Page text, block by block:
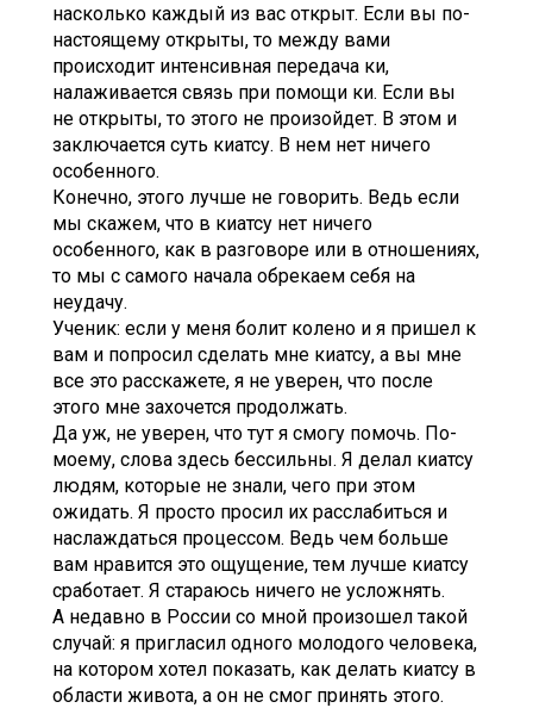
насколько каждый из вас открыт. Если вы по-
настоящему открыты, то между вами
происходит интенсивная передача ки,
налаживается связь при помощи ки. Если вы
не открыты, то этого не произойдет. В этом и
заключается суть киатсу. В нем нет ничего
особенного.
Конечно, этого лучше не говорить. Ведь если
мы скажем, что в киатсу нет ничего
особенного, как в разговоре или в отношениях,
то мы с самого начала обрекаем себя на
неудачу.
Ученик: если у меня болит колено и я пришел к
вам и попросил сделать мне киатсу, а вы мне
все это расскажете, я не уверен, что после
этого мне захочется продолжать.
Да уж, не уверен, что тут я смогу помочь. По-
моему, слова здесь бессильны. Я делал киатсу
людям, которые не знали, чего при этом
ожидать. Я просто просил их расслабиться и
наслаждаться процессом. Ведь чем больше
вам нравится это ощущение, тем лучше киатсу
сработает. Я стараюсь ничего не усложнять.
А недавно в России со мной произошел такой
случай: я пригласил одного молодого человека,
на котором хотел показать, как делать киатсу в
области живота, а он не смог принять этого.